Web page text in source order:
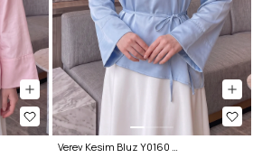
Verev Kesim Bluz Y0160 - BEBE MAVİSİ